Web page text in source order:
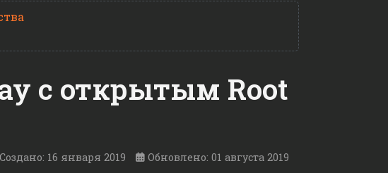
с открытым Root
Создано: 16 января 2019
Обновлено: 01 августа 2019